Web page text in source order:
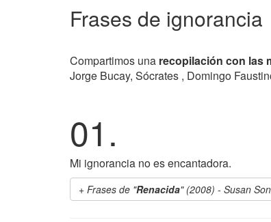
Frases de ignorancia
Compartimos una recopilación con las
Jorge Bucay, Sócrates , Domingo
01.
Mi ignorancia no es encantadora.
Frases de "Renacida" (2008) - Susan